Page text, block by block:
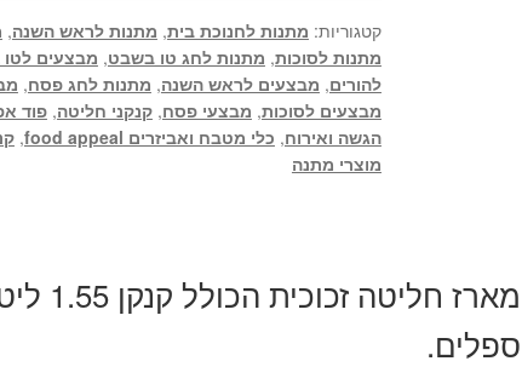
קטגוריות: מתנות לחנוכת בית, מתנות לראש השנה,
מתנות לסוכות, מתנות לחג טו בשבט, מבצעים
להורים, מבצעים לראש השנה, מתנות לחג פסח,
מבצעים לסוכות, מבצעי פסח,קנקני חליטה,פוד
הגשה ואירוח, כלי מטבח ואביזרים food appeal ,
מוצרי מתנה
ספלים.